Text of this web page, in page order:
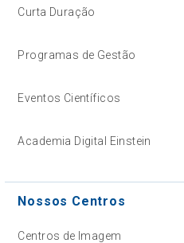
Curta Duração
Programas de Gestão
Eventos Científicos
Academia Digital Einstein
Nossos Centros
Centros de Imagem